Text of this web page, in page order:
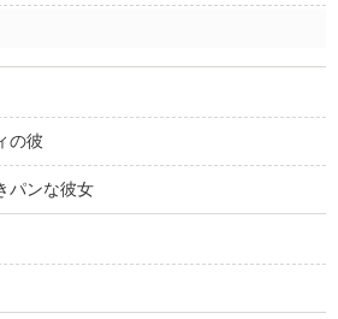
の彼
パンな彼女